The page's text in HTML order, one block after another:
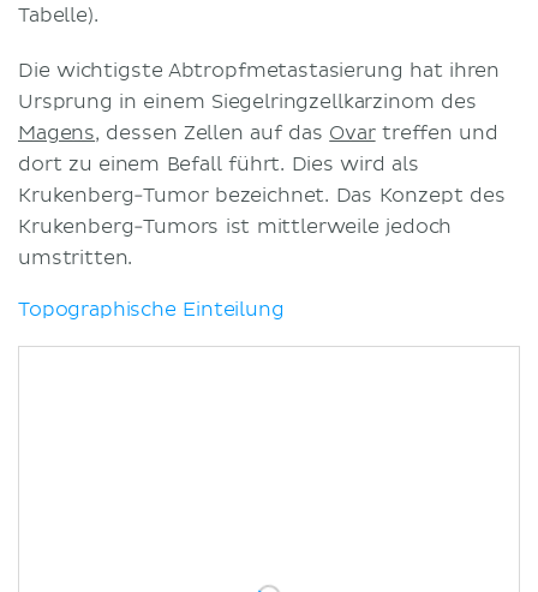
Tabelle).
Die wichtigste Abtropfmetastasierung hat ihren
Ursprung in einem Siegelringzellkarzinom des
Magens, dessen Zellen auf das Ovartreffen und
dort zu einem Befall führt. Dies wird als
Krukenberg-Tumor bezeichnet. Das Konzept des
Krukenberg-Tumors ist mittlerweile jedoch
umstritten.
Topographische Einteilung